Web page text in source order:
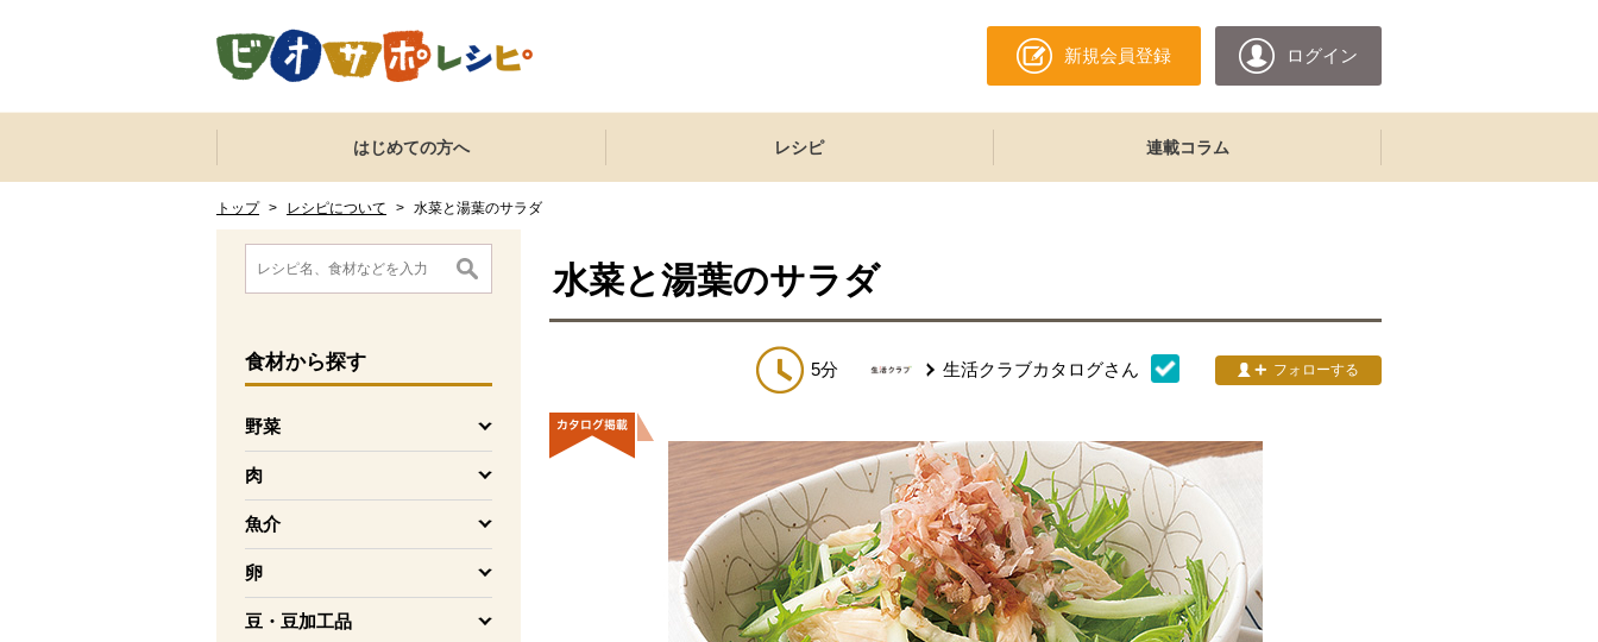
新規会員登録 ログイン
ここからサイト内共通メニューです。
サイト内共通メニューをスキップする
はじめての方へ レシピ 連載コラム
トップ > レシピについて > 水菜と湯葉のサラダ
ここから消費材検索メニューです。
食材から探す
野菜
を開く
肉
を開く
魚介
を開く
卵
を開く
豆・豆加工品
を開く
消費材検索メニューここまで。
ここから本文です。
水菜と湯葉のサラダ
5分 生活クラブカタログさん フォローする